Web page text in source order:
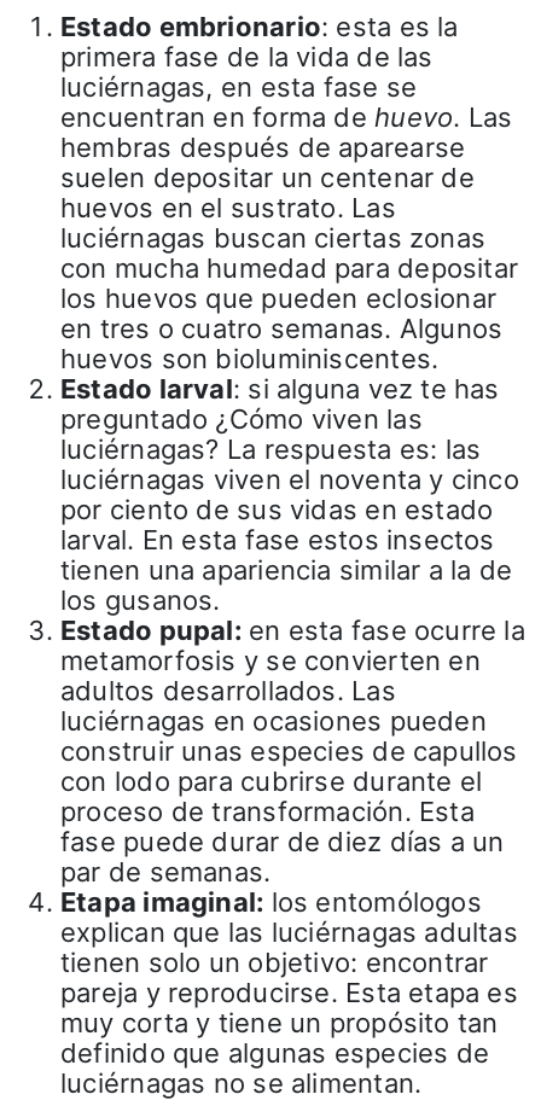
Estado embrionario: esta es la
primera fase de la vida de las
luciérnagas, en esta fase se
encuentran en forma de huevo. Las
hembras después de aparearse
suelen depositar un centenar de
huevos en el sustrato. Las
luciérnagas buscan ciertas zonas
con mucha humedad para depositar
los huevos que pueden eclosionar
en tres o cuatro semanas. Algunos
huevos son bioluminiscentes.
Estado larval: si alguna vez te has
preguntado ¿Cómo viven las
luciérnagas? La respuesta es: las
luciérnagas viven el noventa y cinco
por ciento de sus vidas en estado
larval. En esta fase estos insectos
tienen una apariencia similar a la de
los gusanos.
Estado pupal: en esta fase ocurre la
metamorfosis y se convierten en
adultos desarrollados. Las
luciérnagas en ocasiones pueden
construir unas especies de capullos
con lodo para cubrirse durante el
proceso de transformación. Esta
fase puede durar de diez días a un
par de semanas.
Etapa imaginal: los entomólogos
explican que las luciérnagas adultas
tienen solo un objetivo: encontrar
pareja y reproducirse. Esta etapa es
muy corta y tiene un propósito tan
definido que algunas especies de
luciérnagas no se alimentan.